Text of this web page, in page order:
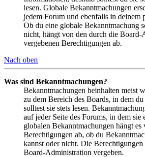
lesen. Globale Bekanntmachungen
jedem Forum und ebenfalls in deinem
Ob du eine globale Bekanntmachung
nicht, hängt von den durch die Board-
vergebenen Berechtigungen ab.
Nach oben
Was sind Bekanntmachungen?
Bekanntmachungen beinhalten meist
zu dem Bereich des Boards, in dem
solltest sie stets lesen.
auf jeder Seite des Forums, in dem
globalen Bekanntmachungen hängt es
Berechtigungen ab, ob du
kannst oder nicht. Die
Board-Administration vergeben.